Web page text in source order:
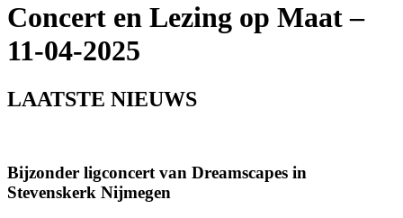
Concert en Lezing op Maat –
11-04-2025
LAATSTE NIEUWS
Bijzonder ligconcert van Dreamscapes in
Stevenskerk Nijmegen